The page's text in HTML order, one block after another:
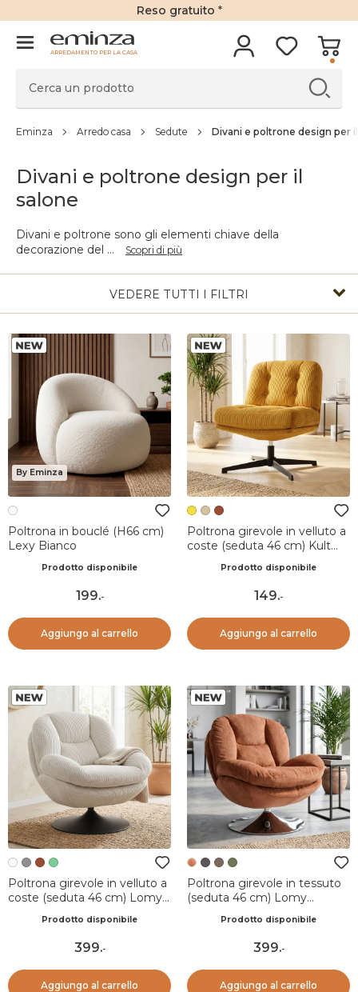
Reso gratuito *
ARREDAMENTO PER LA CASA
Eminza Arredo casa Sedute Divani e poltrone design per
Divani e poltrone design per il
salone
Divani e poltrone sono gli elementi chiave della
decorazione del ... Scopri di più
VEDERE TUTTI I FILTRI
By Eminza
Poltrona in bouclé (H66 cm)
Lexy Bianco
Prodotto disponibile
199.-
Aggiungo al carrello
Poltrona girevole in velluto a
coste (seduta 46 cm) Kult
Prodotto disponibile
149.-
Aggiungo al carrello
Poltrona girevole in velluto a
coste (seduta 46 cm) Lomy
Prodotto disponibile
399.-
Aggiungo al carrello
Poltrona girevole in tessuto
(seduta 46 cm) Lomy
Prodotto disponibile
399.-
Aggiungo al carrello